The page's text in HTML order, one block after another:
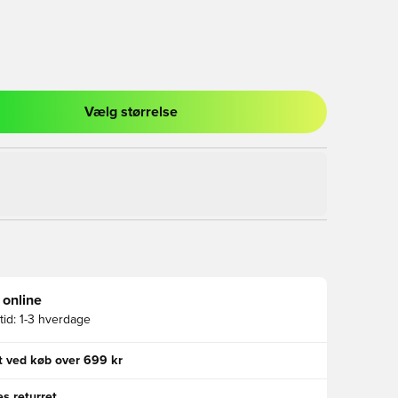
til at logge ind eller tilmelde dig som medlem
Vælg størrelse
online
1-3 hverdage
ved køb over 699 kr